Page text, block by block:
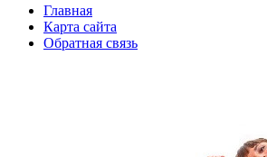
Главная
Карта сайта
Обратная связь